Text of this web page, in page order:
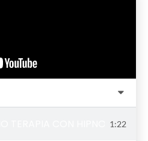
TERAPIA CON HIPNOSIS |
1:22